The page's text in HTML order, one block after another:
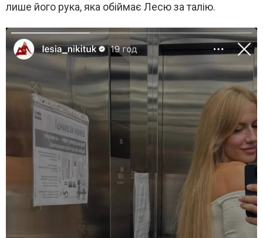
лише його рука, яка обіймає Лесю за талію.